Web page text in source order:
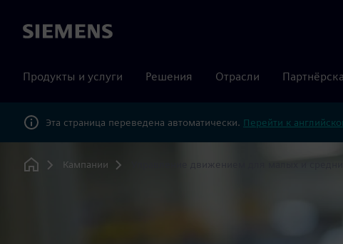
Siemens
Продукты и услуги Решения Отрасли
Эта страница переведена автоматически. Перейти к
Home
Кампании Управление движением для малых и